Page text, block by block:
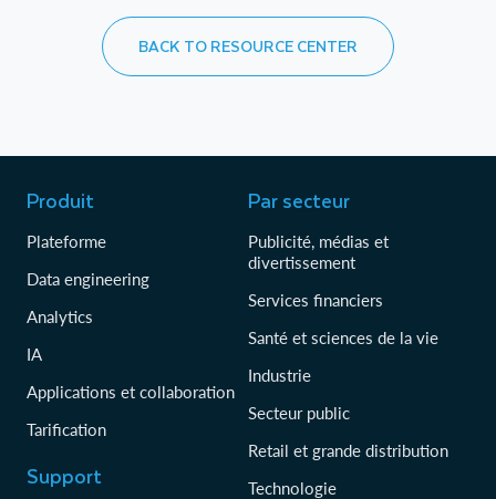
BACK TO RESOURCE CENTER
Produit
Plateforme
Data engineering
Analytics
IA
Applications et collaboration
Tarification
Support
Par secteur
Publicité, médias et
divertissement
Services financiers
Santé et sciences de la vie
Industrie
Secteur public
Retail et grande distribution
Technologie